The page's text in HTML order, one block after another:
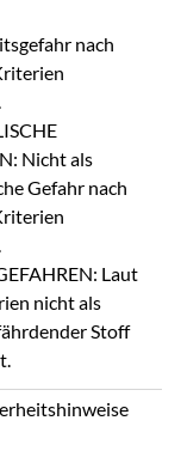
nach
Nicht als
Gefahr nach
Laut
nicht als
Stoff